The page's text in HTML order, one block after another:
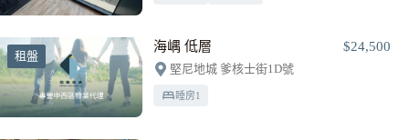
租盤
海嵎 低層 $24,500
堅尼地城 爹核士街1D號
睡房1